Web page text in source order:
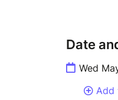
Date
Wed
Add